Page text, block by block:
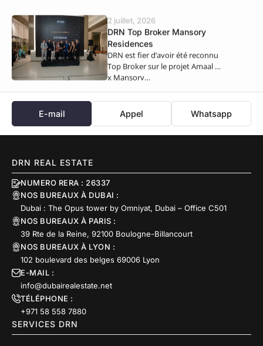
2 juillet, 2026
DRN Top Broker Mansory
Residences
DRN est fier d’avoir été reconnu
Top Broker sur le projet Amaal 8
x Mansory…
E-mail Appel Whatsapp
DRN REAL ESTATE
NUMERO RERA : 26337
NOS BUREAUX À DUBAI :
Dubai : The Opus tower by Omniyat, Dubai – Office C501
NOS BUREAUX À PARIS :
39 Rte de la Reine, 92100 Boulogne-Billancourt
NOS BUREAUX À LYON :
102 boulevard des belges 69006 Lyon
E-MAIL :
info@dubairealestate.net
TÉLÉPHONE :
+971 58 558 7880
SERVICES DRN